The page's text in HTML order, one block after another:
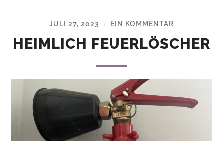
JULI 27, 2023 / EIN KOMMENTAR
HEIMLICH FEUERLÖSCHER